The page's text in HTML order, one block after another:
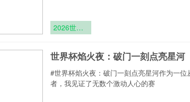
2026世界
径追踪与多
维度排放解
析
世界杯焰火夜：破门一刻点亮星河
#世界杯焰火夜：破门一刻点亮星河作为一
者，我见证了无数个激动人心的赛